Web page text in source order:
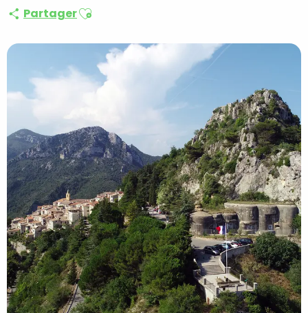
PartagerAjouter aux favoris